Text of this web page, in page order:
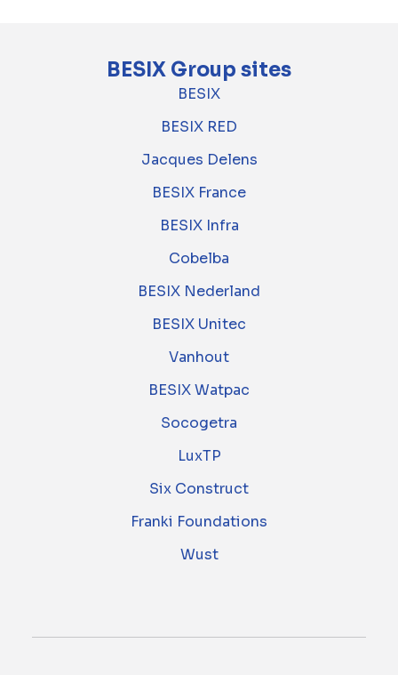
BESIX Group sites
BESIX
BESIX RED
Jacques Delens
BESIX France
BESIX Infra
Cobelba
BESIX Nederland
BESIX Unitec
Vanhout
BESIX Watpac
Socogetra
LuxTP
Six Construct
Franki Foundations
Wust